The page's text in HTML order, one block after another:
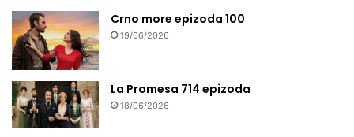
Crno more epizoda 100
19/06/2026
La Promesa 714 epizoda
18/06/2026